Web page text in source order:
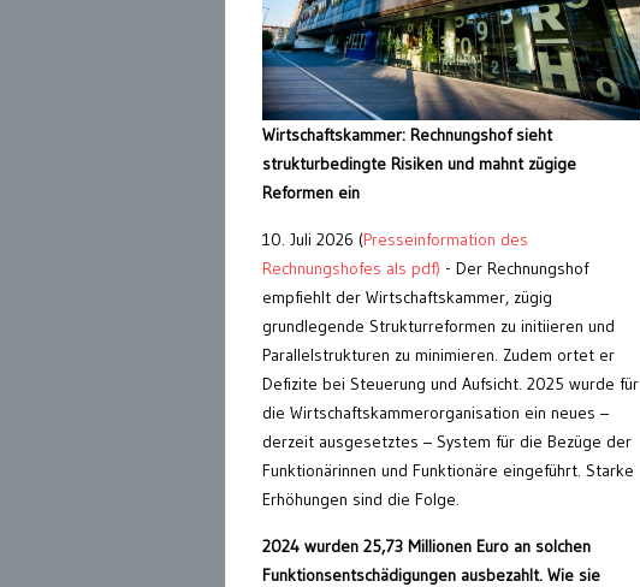
Wirtschaftskammer: Rechnungshof sieht
strukturbedingte Risiken und mahnt zügige
Reformen ein
10. Juli 2026 (Presseinformation des
Rechnungshofes als pdf) - Der Rechnungshof
empfiehlt der Wirtschaftskammer, zügig
grundlegende Strukturreformen zu initiieren und
Parallelstrukturen zu minimieren. Zudem ortet er
Defizite bei Steuerung und Aufsicht. 2025 wurde für
die Wirtschaftskammerorganisation ein neues –
derzeit ausgesetztes – System für die Bezüge der
Funktionärinnen und Funktionäre eingeführt. Starke
Erhöhungen sind die Folge.
2024 wurden 25,73 Millionen Euro an solchen
Funktionsentschädigungen ausbezahlt. Wie sie